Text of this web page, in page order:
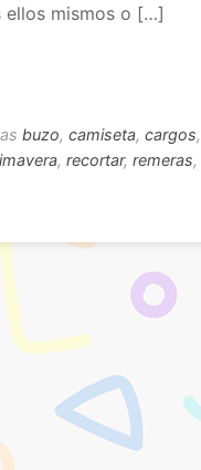
ellos mismos o […]
buzo, camiseta, cargos,
, recortar, remeras,